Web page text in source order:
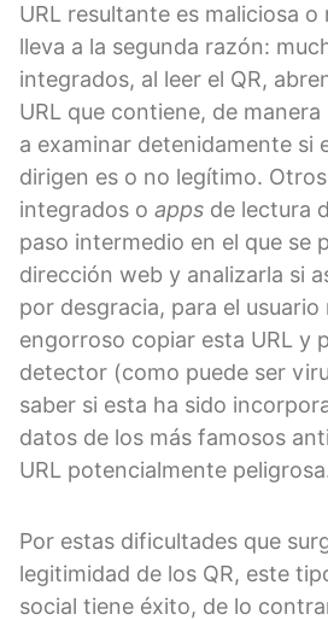
URL resultante es maliciosa o
lleva a la segunda razón:
integrados, al leer el QR,
URL que contiene, de
a examinar detenidamente si
dirigen es o no legítimo.
integrados o apps de lectura
paso intermedio en el que se
dirección web y analizarla si
por desgracia, para el usuario
engorroso copiar esta URL y
detector (como puede ser
saber si esta ha sido
datos de los más famosos
URL potencialmente
Por estas dificultades que
legitimidad de los QR, este
social tiene éxito, de lo